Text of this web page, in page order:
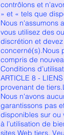
contrôlons et
» et « tels que
Nous n'assumons
vous utilisez des
discrétion et
concerné(s).Nous
compris de
Conditions
ARTICLE 8 -
provenant de
Nous n'avons
garantissons pas
disponibles sur ou
à l’utilisation de
sites Web tiers.